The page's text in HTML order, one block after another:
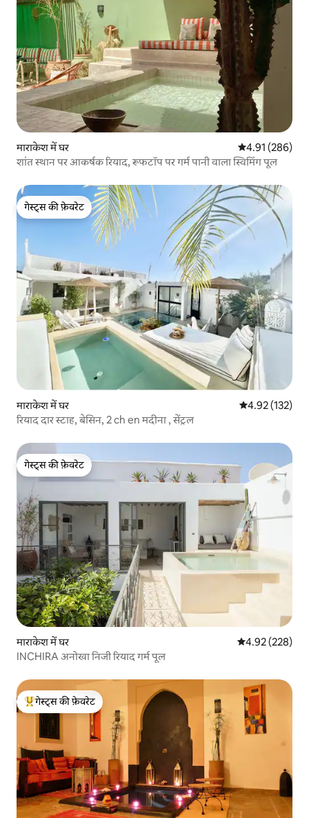
माराकेश में घर औसत रेटिंग 5 में से
4.91 (286)
शांत स्थान पर आकर्षक रियाद, रूफटॉप पर गर्म पानी वाला स्विमिंग पूल
गेस्ट्स की फ़ेवरेट
गेस्ट्स की फ़ेवरेट
माराकेश में घर औसत रेटिंग 5 में से
4.92 (132)
रियाद दार स्टाह, बेसिन, 2 ch en मदीना , सेंट्रल
गेस्ट्स की फ़ेवरेट
गेस्ट्स की फ़ेवरेट
माराकेश में घर औसत रेटिंग 5 में से
4.92 (228)
INCHIRA अनोखा निजी रियाद गर्म पूल
गेस्ट्स का टॉप फ़ेवरेट
गेस्ट्स की फ़ेवरेट